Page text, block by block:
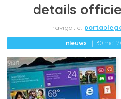
details
nieuws 30 mei